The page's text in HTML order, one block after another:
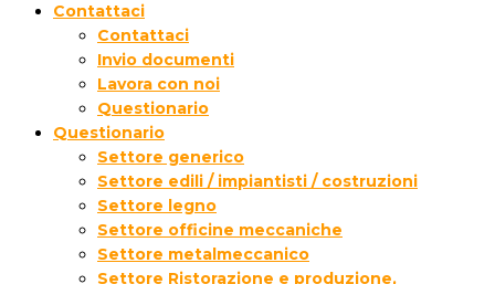
Contattaci
Contattaci
Invio documenti
Lavora con noi
Questionario
Questionario
Settore generico
Settore edili / impiantisti / costruzioni
Settore legno
Settore officine meccaniche
Settore metalmeccanico
Settore Ristorazione e produzione,